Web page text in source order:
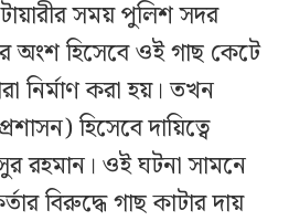
সময় পুলিশ সদর
অংশ হিসেবে ওই গাছ কেটে
নির্মাণ করা হয়। তখন
হিসেবে দায়িত্বে
রহমান। ওই ঘটনা সামনে
বিরুদ্ধে গাছ কাটার দায়